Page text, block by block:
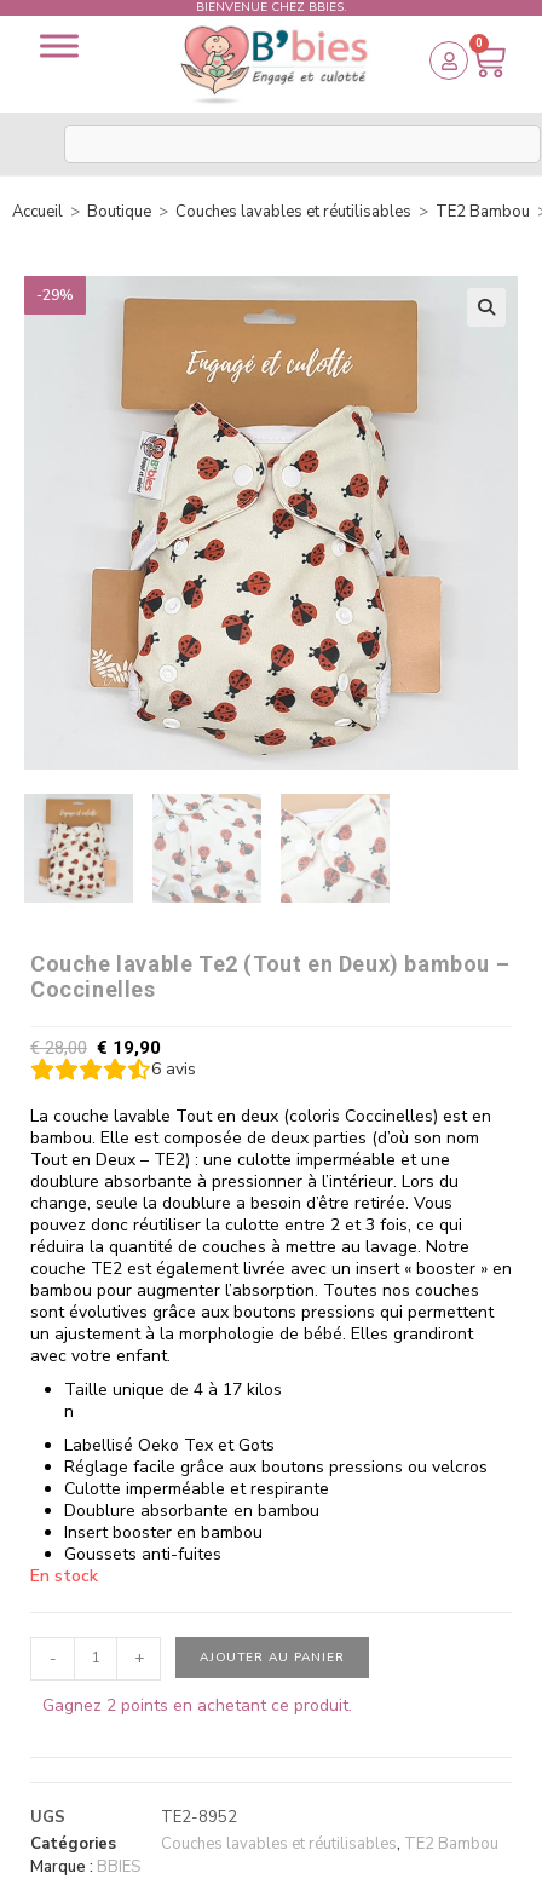
BIENVENUE CHEZ BBIES.
0
Accueil > Boutique > Couches lavables et réutilisables > TE2 Bambou
-29%
Couche lavable Te2 (Tout en Deux) bambou –
Coccinelles
€28,00 € 19,90
6 avis
La couche lavable Tout en deux (coloris Coccinelles) est en
bambou. Elle est composée de deux parties (d’où son nom
Tout en Deux – TE2) : une culotte imperméable et une
doublure absorbante à pressionner à l’intérieur. Lors du
change, seule la doublure a besoin d’être retirée. Vous
pouvez donc réutiliser la culotte entre 2 et 3 fois, ce qui
réduira la quantité de couches à mettre au lavage. Notre
couche TE2 est également livrée avec un insert « booster » en
bambou pour augmenter l’absorption. Toutes nos couches
sont évolutives grâce aux boutons pressions qui permettent
un ajustement à la morphologie de bébé. Elles grandiront
avec votre enfant.
Taille unique de 4 à 17 kilos
n
Labellisé Oeko Tex et Gots
Réglage facile grâce aux boutons pressions ou velcros
Culotte imperméable et respirante
Doublure absorbante en bambou
Insert booster en bambou
Goussets anti-fuites
En stock
- + AJOUTER AU PANIER
Gagnez 2 points en achetant ce produit.
UGS
TE2-8952
Catégories
Couches lavables et réutilisables, TE2 Bambou
Marque : BBIES